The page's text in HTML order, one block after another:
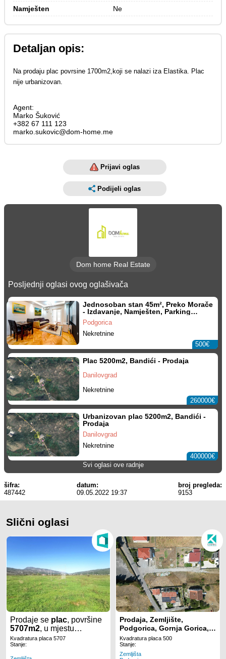
Namješten Ne
Detaljan opis:
Na prodaju plac povrsine 1700m2,koji se nalazi iza Elastika. Plac
nije urbanizovan.
Agent:
Marko Šuković
+382 67 111 123
marko.sukovic@dom-home.me
Prijavi oglas
Podijeli oglas
Dom home Real Estate
Posljednji oglasi ovog oglašivača
Jednosoban stan 45m², Preko Morače
- Izdavanje, Namješten, Parking
mjesto
Podgorica
Nekretnine
500€
Plac 5200m2, Bandići - Prodaja
Danilovgrad
Nekretnine
260000€
Urbanizovan plac 5200m2, Bandići -
Prodaja
Danilovgrad
Nekretnine
400000€
Svi oglasi ove radnje
šifra:
487442
datum:
09.05.2022 19:37
broj pregleda:
9153
Slični oglasi
Prodaje se plac, površine
5707m2, u mjestu
Pavlovine uDonjoj Gorici
uPodgorici.
Kvadratura placa 5707
Stanje:
Prodaja, Zemljište,
Podgorica, Gornja Gorica,
500m2
Kvadratura placa 500
Stanje:
Zemljišta